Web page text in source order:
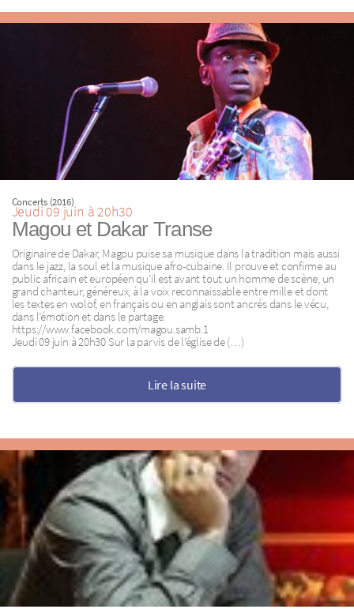
Concerts (2016)
Jeudi 09 juin à 20h30
Magou et Dakar Transe
Originaire de Dakar, Magou puise sa musique dans la tradition mais aussi
dans le jazz, la soul et la musique afro-cubaine. Il prouve et confirme au
public africain et européen qu’il est avant tout un homme de scène, un
grand chanteur, généreux, à la voix reconnaissable entre mille et dont
les textes en wolof, en français ou en anglais sont ancrés dans le vécu,
dans l’émotion et dans le partage.
https://www.facebook.com/magou.samb.1
Jeudi 09 juin à 20h30 Sur la parvis de l’église de (…)
Lire la suite